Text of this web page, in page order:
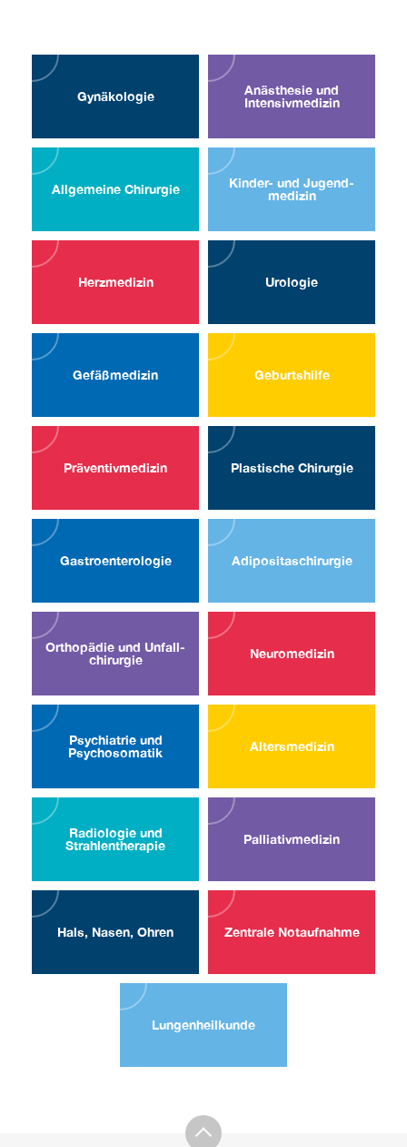
Gynä­kologie
Anästhesie und
Intensiv­medizin
Allgemeine Chirurgie
Kinder- und Jugend­
medizin
Herz­medizin Uro­logie
Gefäßmedizin Geburtshilfe
Präventiv­medizin Plastische Chirurgie
Gastro­enterologie Adipositas­chirurgie
Orthopädie und Unfall­
chirurgie
Neuro­medizin
Psychiatrie und
Psycho­somatik
Alters­medizin
Radiologie und
Strahlen­therapie
Palliativ­medizin
Hals, Nasen, Ohren Zentrale Notaufnahme
Lungen­heilkunde